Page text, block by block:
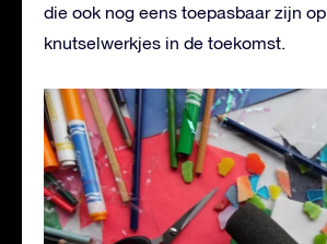
die ook nog eens toepasbaar zijn op
knutselwerkjes in de toekomst.